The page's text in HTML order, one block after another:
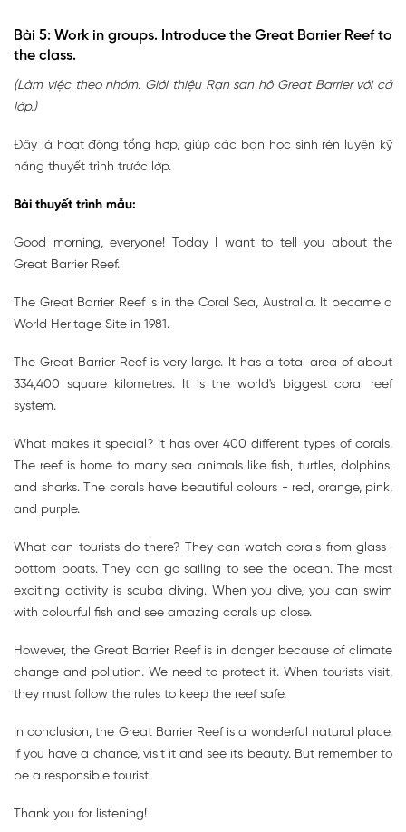
Bài 5: Work in groups. Introduce the Great Barrier Reef to
the class.
(Làm việc theo nhóm. Giới thiệu Rạn san hô Great Barrier với cả
lớp.)
Đây là hoạt động tổng hợp, giúp các bạn học sinh rèn luyện kỹ
năng thuyết trình trước lớp.
Bài thuyết trình mẫu:
Good morning, everyone! Today I want to tell you about the
Great Barrier Reef.
The Great Barrier Reef is in the Coral Sea, Australia. It became a
World Heritage Site in 1981.
The Great Barrier Reef is very large. It has a total area of about
334,400 square kilometres. It is the world's biggest coral reef
system.
What makes it special? It has over 400 different types of corals.
The reef is home to many sea animals like fish, turtles, dolphins,
and sharks. The corals have beautiful colours - red, orange, pink,
and purple.
What can tourists do there? They can watch corals from glass-
bottom boats. They can go sailing to see the ocean. The most
exciting activity is scuba diving. When you dive, you can swim
with colourful fish and see amazing corals up close.
However, the Great Barrier Reef is in danger because of climate
change and pollution. We need to protect it. When tourists visit,
they must follow the rules to keep the reef safe.
In conclusion, the Great Barrier Reef is a wonderful natural place.
If you have a chance, visit it and see its beauty. But remember to
be a responsible tourist.
Thank you for listening!